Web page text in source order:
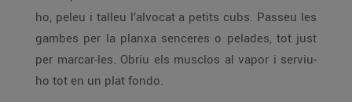
ho, peleu i talleu l’alvocat a petits cubs. Passeu les
gambes per la planxa senceres o pelades, tot just
per marcar-les. Obriu els musclos al vapor i serviu-
ho tot en un plat fondo.